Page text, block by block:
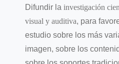
Difundir la investigación
visual y auditiva, para
estudio sobre los más
imagen, sobre los